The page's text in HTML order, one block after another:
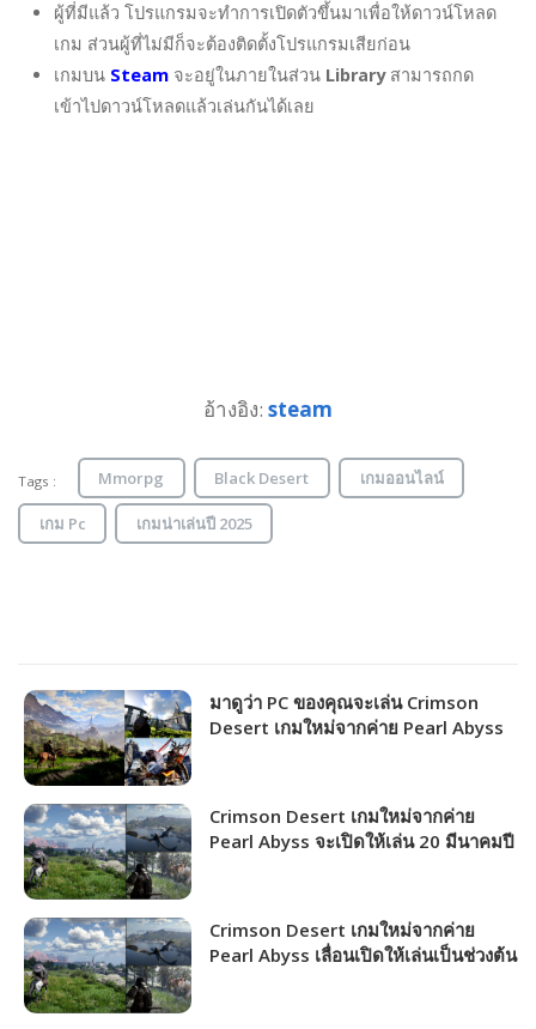
ผู้ที่มีแล้ว โปรแกรมจะทำการเปิดตัวขึ้นมาเพื่อให้ดาวน์โหลด
เกม ส่วนผู้ที่ไม่มีก็จะต้องติดตั้งโปรแกรมเสียก่อน
เกมบน Steam จะอยู่ในภายในส่วน Libraryสามารถกด
เข้าไปดาวน์โหลดแล้วเล่นกันได้เลย
อ้างอิง: steam
Tags : Mmorpg Black Desert เกมออนไลน์
เกม Pc เกมน่าเล่นปี 2025
มาดูว่า PC ของคุณจะเล่น Crimson
Desert เกมใหม่จากค่าย Pearl Abyss
Crimson Desert เกมใหม่จากค่าย
Pearl Abyss จะเปิดให้เล่น 20 มีนาคมปี
Crimson Desert เกมใหม่จากค่าย
Pearl Abyss เลื่อนเปิดให้เล่นเป็นช่วงต้น